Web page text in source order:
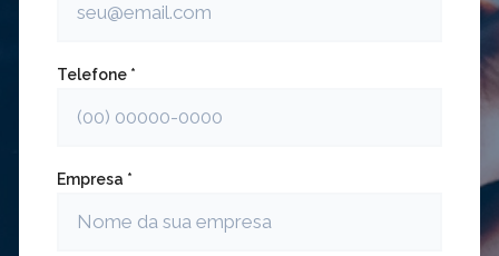
Telefone *
Empresa *